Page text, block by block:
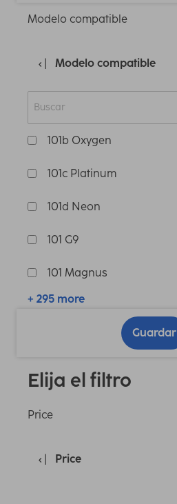
Modelo compatible
Modelo compatible
101b Oxygen
101c Platinum
101d Neon
101 G9
101 Magnus
+ 295 more
Guardar
Elija el filtro
Price
Price